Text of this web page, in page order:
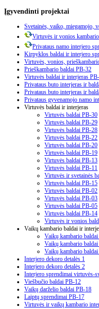
Įgyvendinti projektai
Svetainės, vaiko, miegamojo,
Virtuvės ir vonios
Privataus namo interjero
Kirpyklos baldai ir interjero
Virtuvės, vonios,
Prieškambario baldai PB-32
Virtuvės baldai ir interjeras
Privataus buto interjeras ir
Privataus buto interjeras ir
Privataus gyvenamojo namo
Virtuvės baldai ir interjeras
Virtuvės baldai PB-30
Virtuvės baldai PB-29
Virtuvės baldai PB-28
Virtuvės baldai PB-22
Virtuvės baldai PB-20
Virtuvės baldai PB-19
Virtuvės baldai PB-13
Virtuvės baldai PB-11
Virtuvės ir svetainės
Virtuvės baldai PB-15
Virtuvės baldai PB-02
Virtuvės baldai PB-03
Virtuvės baldai PB-05
Virtuvės baldai PB-14
Virtuvės ir vonios
Vaikų kambario baldai ir
Vaikų kambario
Vaikų kambario
Vaikų kambario
Interjero dekoro detalės 1
Interjero dekoro detalės 2
Interjero sprendimai virtuvės-
Viešbučio baldai PB-12
Vaikų darželio baldai PB-18
Laiptų sprendimai PB-17
Virtuvės ir vaikų kambario